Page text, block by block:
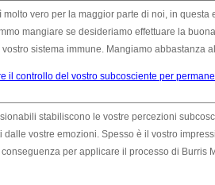
vero per la maggior parte di noi, in questa
mangiare se desideriamo effettuare la
sistema immune. Mangiamo abbastanza
il controllo del vostro subcosciente per
stabiliscono le vostre percezioni
vostre emozioni. Spesso è il vostro
per applicare il processo di Burris